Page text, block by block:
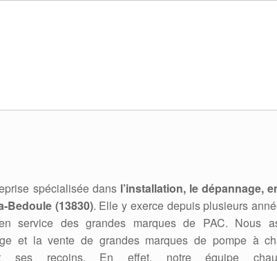
spécialisée dans l’installation, le dépannage,
Bedoule (13830). Elle y exerce depuis plusieurs
service des grandes marques de PAC. Nous
et la vente de grandes marques de pompe à
et ses recoins. En effet, notre équipe